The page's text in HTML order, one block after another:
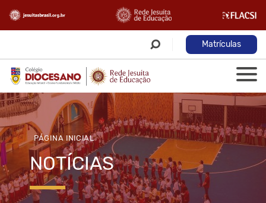
Matrículas
PÁGINA INICIAL
NOTÍCIAS